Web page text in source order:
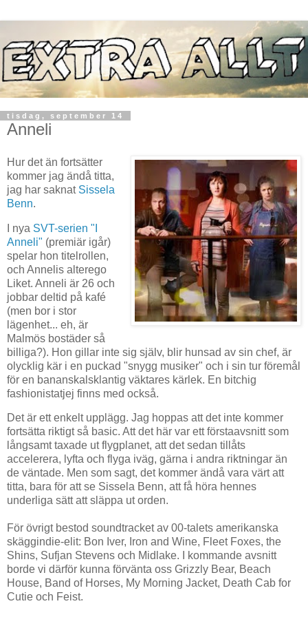
tisdag, september 14
Anneli
Hur det än fortsätter
kommer jag ändå titta,
jag har saknat Sissela
Benn.
I nya SVT-serien "I
Anneli" (premiär igår)
spelar hon titelrollen,
och Annelis alterego
Liket. Anneli är 26 och
jobbar deltid på kafé
(men bor i stor
lägenhet... eh, är
Malmös bostäder så
billiga?). Hon gillar inte sig själv, blir hunsad av sin chef, är
olycklig kär i en puckad "snygg musiker" och i sin tur föremål
för en bananskalsklantig väktares kärlek. En bitchig
fashionistatjej finns med också.
Det är ett enkelt upplägg. Jag hoppas att det inte kommer
fortsätta riktigt så basic. Att det här var ett förstaavsnitt som
långsamt taxade ut flygplanet, att det sedan tillåts
accelerera, lyfta och flyga iväg, gärna i andra riktningar än
de väntade. Men som sagt, det kommer ändå vara värt att
titta, bara för att se Sissela Benn, att få höra hennes
underliga sätt att släppa ut orden.
För övrigt bestod soundtracket av 00-talets amerikanska
skäggindie-elit: Bon Iver, Iron and Wine, Fleet Foxes, the
Shins, Sufjan Stevens och Midlake. I kommande avsnitt
borde vi därför kunna förvänta oss Grizzly Bear, Beach
House, Band of Horses, My Morning Jacket, Death Cab for
Cutie och Feist.